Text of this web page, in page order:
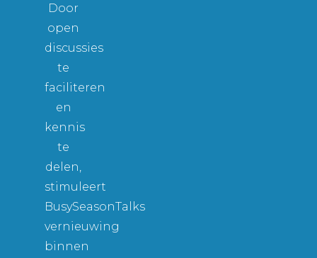
Door
open
discussies
te
faciliteren
en
kennis
te
delen,
stimuleert
BusySeasonTalks
vernieuwing
binnen